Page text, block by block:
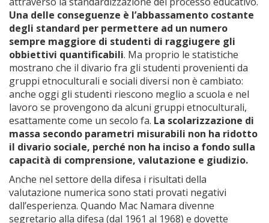
Una delle conseguenze è l’abbassamento costante
degli standard per permettere ad un numero
sempre maggiore di studenti di raggiugere gli
obbiettivi quantificabili. Ma proprio le statistiche
mostrano che il divario fra gli studenti provenienti da
gruppi etnoculturali e sociali diversi non è cambiato:
anche oggi gli studenti riescono meglio a scuola e nel
lavoro se provengono da alcuni gruppi etnoculturali,
esattamente come un secolo fa. La scolarizzazione di
massa secondo parametri misurabili non ha ridotto
il divario sociale, perché non ha inciso a fondo sulla
capacità di comprensione, valutazione e giudizio.
Anche nel settore della difesa i risultati della
valutazione numerica sono stati provati negativi
dall’esperienza. Quando Mac Namara divenne
segretario alla difesa (dal 1961 al 1968) e dovette